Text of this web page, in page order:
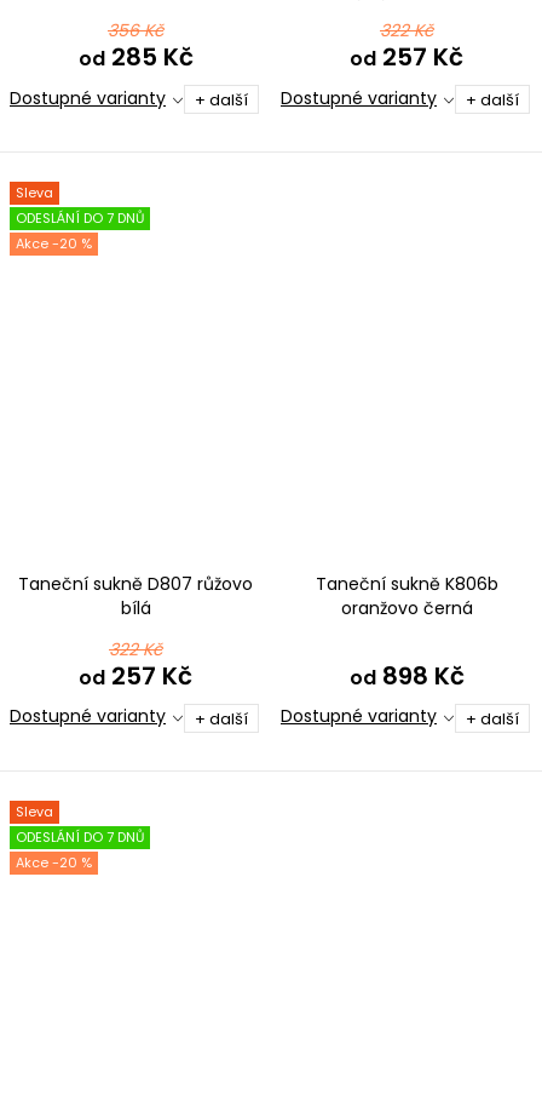
356 Kč
od285 Kč
Dostupné varianty + další
322 Kč
od 257 Kč
Dostupné varianty + další
Sleva
ODESLÁNÍ DO 7 DNŮ
-20 %
Taneční sukně D807 růžovo
bílá
322 Kč
od 257 Kč
Dostupné varianty + další
Taneční sukně K806b
oranžovo černá
od898 Kč
Dostupné varianty + další
Sleva
ODESLÁNÍ DO 7 DNŮ
-20 %